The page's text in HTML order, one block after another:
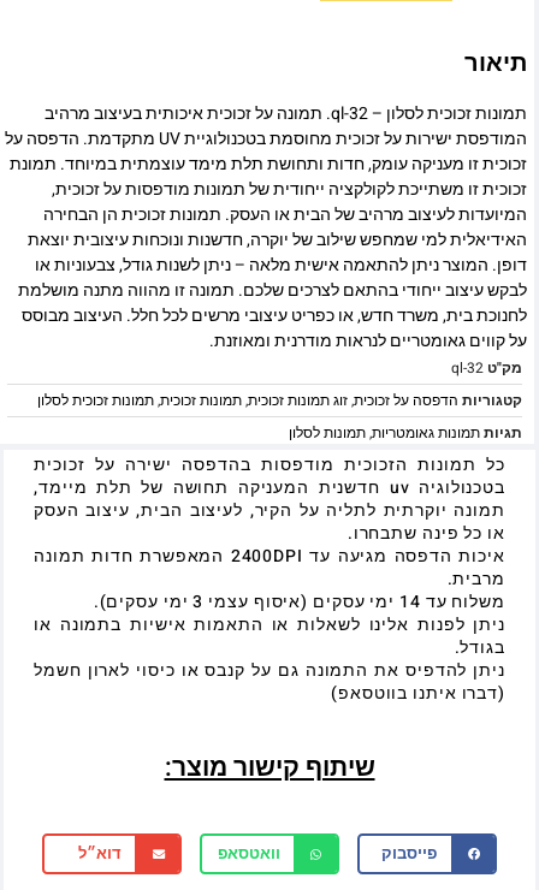
תיאור
תמונות זכוכית לסלון – ql-32. תמונה על זכוכית איכותית בעיצוב מרהיב
המודפסת ישירות על זכוכית מחוסמת בטכנולוגיית UV מתקדמת. הדפסה על
זכוכית זו מעניקה עומק, חדות ותחושת תלת מימד עוצמתית במיוחד. תמונת
זכוכית זו משתייכת לקולקציה ייחודית של תמונות מודפסות על זכוכית,
המיועדות לעיצוב מרהיב של הבית או העסק. תמונות זכוכית הן הבחירה
האידיאלית למי שמחפש שילוב של יוקרה, חדשנות ונוכחות עיצובית יוצאת
דופן. המוצר ניתן להתאמה אישית מלאה – ניתן לשנות גודל, צבעוניות או
לבקש עיצוב ייחודי בהתאם לצרכים שלכם. תמונה זו מהווה מתנה מושלמת
לחנוכת בית, משרד חדש, או כפריט עיצובי מרשים לכל חלל. העיצוב מבוסס
על קווים גאומטריים לנראות מודרנית ומאוזנת.
מק"טql-32
קטגוריות הדפסה על זכוכית,זוג תמונות זכוכית,תמונות זכוכית,תמונות זכוכית לסלון
תגיותתמונות גאומטריות,תמונות לסלון
כל תמונות הזכוכית מודפסות בהדפסה ישירה על זכוכית
בטכנולוגיה uv חדשנית המעניקה תחושה של תלת מיימד,
תמונה יוקרתית לתליה על הקיר, לעיצוב הבית, עיצוב העסק
או כל פינה שתבחרו.
איכות הדפסה מגיעה עד 2400DPI המאפשרת חדות תמונה
מרבית.
משלוח עד 14 ימי עסקים (איסוף עצמי 3 ימי עסקים).
ניתן לפנות אלינו לשאלות או התאמות אישיות בתמונה או
בגודל.
ניתן להדפיס את התמונה גם על קנבס או כיסוי לארון חשמל
(דברו איתנו בווטסאפ)
שיתוף קישור מוצר:
פייסבוק וואטסאפ דוא״ל